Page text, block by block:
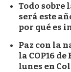
Todo sobre
será este
por qué es
Paz con la
la COP16
lunes en